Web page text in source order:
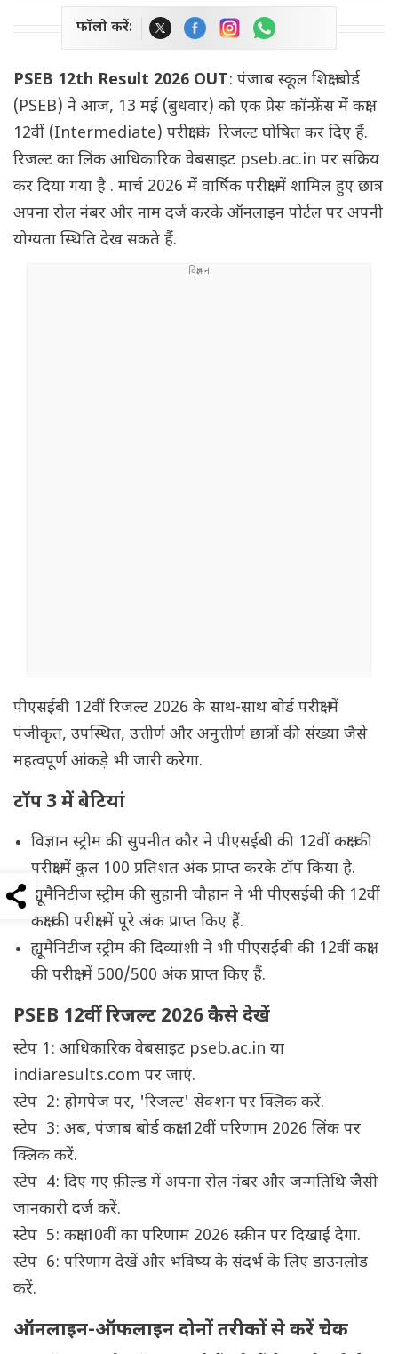
फॉलो करें:
PSEB 12th Result 2026 OUT: पंजाब स्कूल शिक्षा बोर्ड
(PSEB) ने आज, 13 मई (बुधवार) को एक प्रेस कॉन्फ्रेंस में कक्षा
12वीं (Intermediate) परीक्षा के रिजल्ट घोषित कर दिए हैं.
रिजल्ट का लिंक आधिकारिक वेबसाइट pseb.ac.in पर सक्रिय
कर दिया गया है . मार्च 2026 में वार्षिक परीक्षा में शामिल हुए छात्र
अपना रोल नंबर और नाम दर्ज करके ऑनलाइन पोर्टल पर अपनी
योग्यता स्थिति देख सकते हैं.
पीएसईबी 12वीं रिजल्ट 2026 के साथ-साथ बोर्ड परीक्षा में
पंजीकृत, उपस्थित, उत्तीर्ण और अनुत्तीर्ण छात्रों की संख्या जैसे
महत्वपूर्ण आंकड़े भी जारी करेगा.
टॉप 3 में बेटियां
विज्ञान स्ट्रीम की सुपनीत कौर ने पीएसईबी की 12वीं कक्षा की
परीक्षा में कुल 100 प्रतिशत अंक प्राप्त करके टॉप किया है.
ह्यूमैनिटीज स्ट्रीम की सुहानी चौहान ने भी पीएसईबी की 12वीं
कक्षा की परीक्षा में पूरे अंक प्राप्त किए हैं.
ह्यूमैनिटीज स्ट्रीम की दिव्यांशी ने भी पीएसईबी की 12वीं कक्षा
की परीक्षा में 500/500 अंक प्राप्त किए हैं.
PSEB 12वीं रिजल्ट 2026 कैसे देखें
स्टेप 1: आधिकारिक वेबसाइट pseb.ac.in या
indiaresults.com पर जाएं.
स्टेप 2: होमपेज पर, 'रिजल्ट' सेक्शन पर क्लिक करें.
स्टेप 3: अब, पंजाब बोर्ड कक्षा 12वीं परिणाम 2026 लिंक पर
क्लिक करें.
स्टेप 4: दिए गए फ़ील्ड में अपना रोल नंबर और जन्मतिथि जैसी
जानकारी दर्ज करें.
स्टेप 5: कक्षा 10वीं का परिणाम 2026 स्क्रीन पर दिखाई देगा.
स्टेप 6: परिणाम देखें और भविष्य के संदर्भ के लिए डाउनलोड
करें.
ऑनलाइन-ऑफलाइन दोनों तरीकों से करें चेक